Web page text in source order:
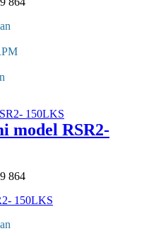
model RSR2-
864
150LKS